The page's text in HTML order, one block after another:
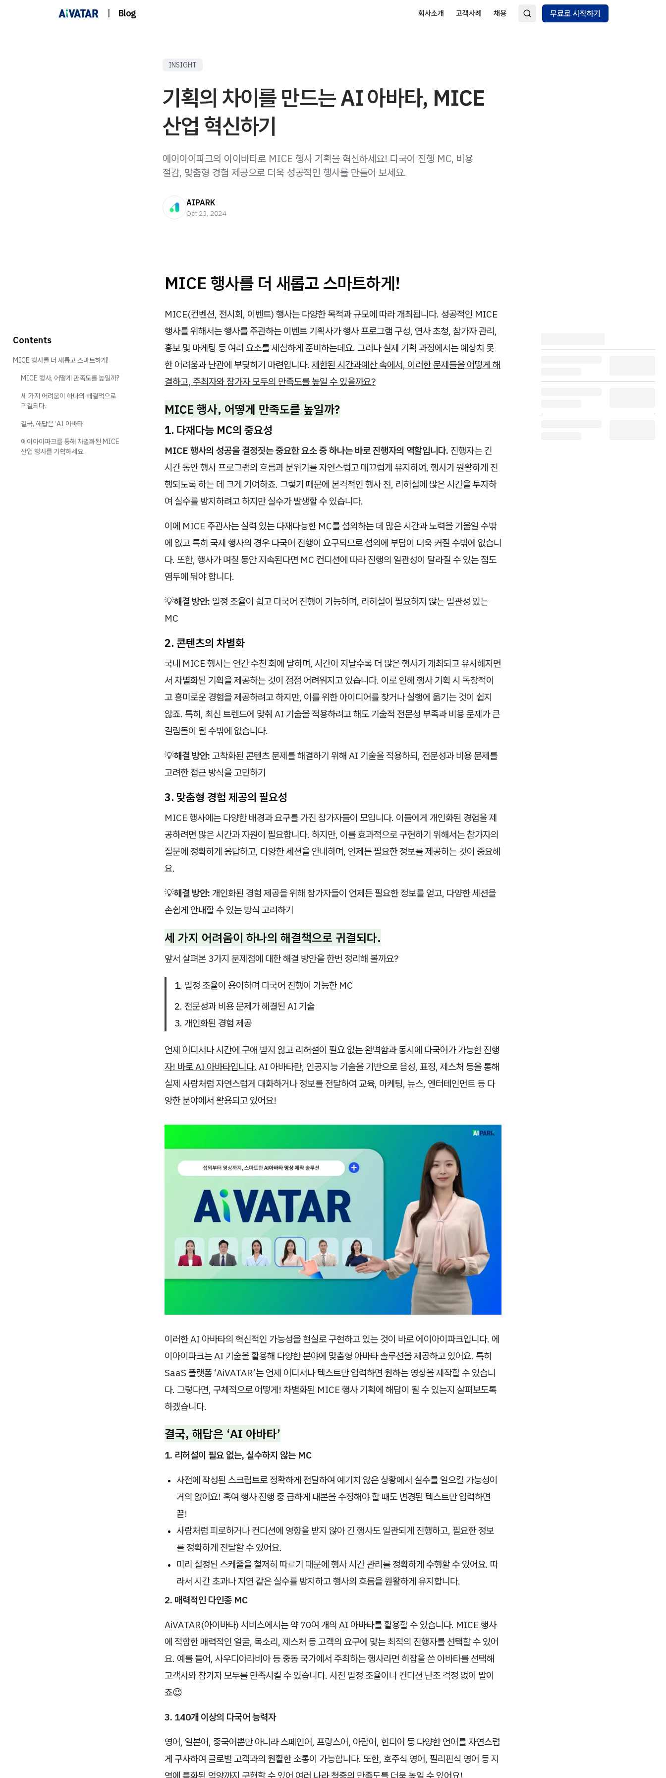
| Blog 회사소개 고객사례 채용 무료로 시작하기
INSIGHT
기획의 차이를 만드는 AI 아바타, MICE
산업 혁신하기
에이아이파크의 아이바타로 MICE 행사 기획을 혁신하세요! 다국어 진행 MC, 비용
절감, 맞춤형 경험 제공으로 더욱 성공적인 행사를 만들어 보세요.
AIPARK
Oct 23, 2024
MICE 행사를 더 새롭고 스마트하게!
MICE(컨벤션, 전시회, 이벤트) 행사는 다양한 목적과 규모에 따라 개최됩니다. 성공적인 MICE
행사를 위해서는 행사를 주관하는 이벤트 기획사가 행사 프로그램 구성, 연사 초청, 참가자 관리,
홍보 및 마케팅 등 여러 요소를 세심하게 준비하는데요. 그러나 실제 기획 과정에서는 예상치 못
한 어려움과 난관에 부딪히기 마련입니다. 제한된 시간과예산 속에서, 이러한 문제들을 어떻게 해
결하고, 주최자와 참가자 모두의 만족도를 높일 수 있을까요?
MICE 행사, 어떻게 만족도를 높일까?
1. 다재다능 MC의 중요성
MICE 행사의 성공을 결정짓는 중요한 요소 중 하나는 바로 진행자의 역할입니다. 진행자는 긴
시간 동안 행사 프로그램의 흐름과 분위기를 자연스럽고 매끄럽게 유지하여, 행사가 원활하게 진
행되도록 하는 데 크게 기여하죠. 그렇기 때문에 본격적인 행사 전, 리허설에 많은 시간을 투자하
여 실수를 방지하려고 하지만 실수가 발생할 수 있습니다.
이에 MICE 주관사는 실력 있는 다재다능한 MC를 섭외하는 데 많은 시간과 노력을 기울일 수밖
에 없고 특히 국제 행사의 경우 다국어 진행이 요구되므로 섭외에 부담이 더욱 커질 수밖에 없습니
다. 또한, 행사가 며칠 동안 지속된다면 MC 컨디션에 따라 진행의 일관성이 달라질 수 있는 점도
염두에 둬야 합니다.
💡해결 방안: 일정 조율이 쉽고 다국어 진행이 가능하며, 리허설이 필요하지 않는 일관성 있는
MC
2. 콘텐츠의 차별화
국내 MICE 행사는 연간 수천 회에 달하며, 시간이 지날수록 더 많은 행사가 개최되고 유사해지면
서 차별화된 기획을 제공하는 것이 점점 어려워지고 있습니다. 이로 인해 행사 기획 시 독창적이
고 흥미로운 경험을 제공하려고 하지만, 이를 위한 아이디어를 찾거나 실행에 옮기는 것이 쉽지
않죠. 특히, 최신 트렌드에 맞춰 AI 기술을 적용하려고 해도 기술적 전문성 부족과 비용 문제가 큰
걸림돌이 될 수밖에 없습니다.
💡해결 방안: 고착화된 콘텐츠 문제를 해결하기 위해 AI 기술을 적용하되, 전문성과 비용 문제를
고려한 접근 방식을 고민하기
3. 맞춤형 경험 제공의 필요성
MICE 행사에는 다양한 배경과 요구를 가진 참가자들이 모입니다. 이들에게 개인화된 경험을 제
공하려면 많은 시간과 자원이 필요합니다. 하지만, 이를 효과적으로 구현하기 위해서는 참가자의
질문에 정확하게 응답하고, 다양한 세션을 안내하며, 언제든 필요한 정보를 제공하는 것이 중요해
요.
💡해결 방안: 개인화된 경험 제공을 위해 참가자들이 언제든 필요한 정보를 얻고, 다양한 세션을
손쉽게 안내할 수 있는 방식 고려하기
세 가지 어려움이 하나의 해결책으로 귀결되다.
앞서 살펴본 3가지 문제점에 대한 해결 방안을 한번 정리해 볼까요?
일정 조율이 용이하며 다국어 진행이 가능한 MC
전문성과 비용 문제가 해결된 AI 기술
개인화된 경험 제공
언제 어디서나 시간에 구애 받지 않고 리허설이 필요 없는 완벽함과 동시에 다국어가 가능한 진행
자! 바로 AI 아바타입니다. AI 아바타란, 인공지능 기술을 기반으로 음성, 표정, 제스처 등을 통해
실제 사람처럼 자연스럽게 대화하거나 정보를 전달하여 교육, 마케팅, 뉴스, 엔터테인먼트 등 다
양한 분야에서 활용되고 있어요!
이러한 AI 아바타의 혁신적인 가능성을 현실로 구현하고 있는 것이 바로 에이아이파크입니다. 에
이아이파크는 AI 기술을 활용해 다양한 분야에 맞춤형 아바타 솔루션을 제공하고 있어요. 특히
SaaS 플랫폼 ‘AiVATAR’는 언제 어디서나 텍스트만 입력하면 원하는 영상을 제작할 수 있습니
다. 그렇다면, 구체적으로 어떻게! 차별화된 MICE 행사 기획에 해답이 될 수 있는지 살펴보도록
하겠습니다.
결국, 해답은 ‘AI 아바타’
1. 리허설이 필요 없는, 실수하지 않는 MC
사전에 작성된 스크립트로 정확하게 전달하여 예기치 않은 상황에서 실수를 일으킬 가능성이
거의 없어요! 혹여 행사 진행 중 급하게 대본을 수정해야 할 때도 변경된 텍스트만 입력하면
끝!
사람처럼 피로하거나 컨디션에 영향을 받지 않아 긴 행사도 일관되게 진행하고, 필요한 정보
를 정확하게 전달할 수 있어요.
미리 설정된 스케줄을 철저히 따르기 때문에 행사 시간 관리를 정확하게 수행할 수 있어요. 따
라서 시간 초과나 지연 같은 실수를 방지하고 행사의 흐름을 원활하게 유지합니다.
2. 매력적인 다인종 MC
AiVATAR(아이바타) 서비스에서는 약 70여 개의 AI 아바타를 활용할 수 있습니다. MICE 행사
에 적합한 매력적인 얼굴, 목소리, 제스처 등 고객의 요구에 맞는 최적의 진행자를 선택할 수 있어
요. 예를 들어, 사우디아라비아 등 중동 국가에서 주최하는 행사라면 히잡을 쓴 아바타를 선택해
고객사와 참가자 모두를 만족시킬 수 있습니다. 사전 일정 조율이나 컨디션 난조 걱정 없이 말이
죠😉
3. 140개 이상의 다국어 능력자
영어, 일본어, 중국어뿐만 아니라 스페인어, 프랑스어, 아랍어, 힌디어 등 다양한 언어를 자연스럽
게 구사하여 글로벌 고객과의 원활한 소통이 가능합니다. 또한, 호주식 영어, 필리핀식 영어 등 지
역에 특화된 억양까지 구현할 수 있어 여러 나라 청중의 만족도를 더욱 높일 수 있어요!
Contents
MICE 행사를 더 새롭고 스마트하게!
MICE 행사, 어떻게 만족도를 높일까?
세 가지 어려움이 하나의 해결책으로
귀결되다.
결국, 해답은 ‘AI 아바타’
에이아이파크를 통해 차별화된 MICE
산업 행사를 기획하세요.